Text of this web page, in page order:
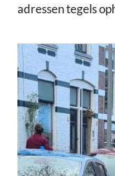
adressen tegels